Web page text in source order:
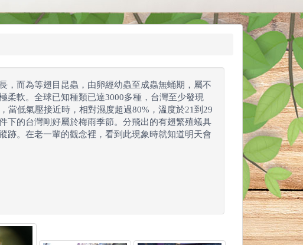
，而為等翅目昆蟲，由卵經幼蟲至成蟲無蛹期，屬不
柔軟。全球已知種類已達3000多種，台灣至少發現
當低氣壓接近時，相對濕度超過80%，溫度於21到29
下的台灣剛好屬於梅雨季節。分飛出的有翅繁殖蟻具
跡。在老一輩的觀念裡，看到此現象時就知道明天會